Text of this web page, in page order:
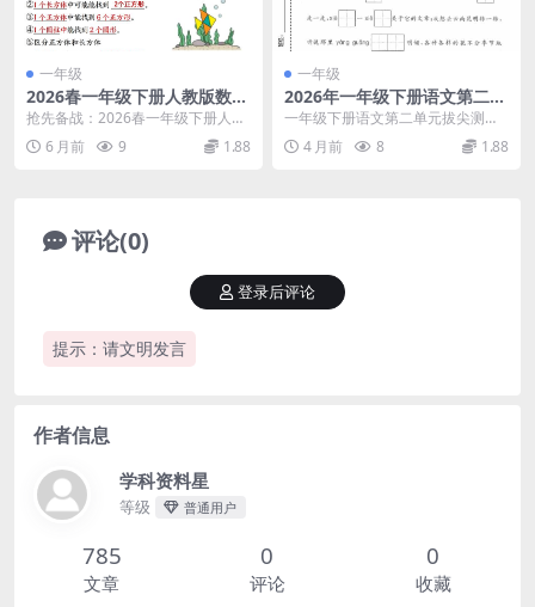
一年级
2026春一年级下册人教版数学
寒假预习全册知识点汇总同步
抢先备战：2026春一年级下册人教
版数学寒假预习全册知识点汇总 大
家好，我是学科...
6 月前 9 1.88
一年级
2026年一年级下册语文第二单
元拔尖测试卷电子版：深度检
一年级下册语文第二单元拔尖测试
卷，挑战高分必备资料 进入一年级
下学期第二单元的学...
4 月前 8 1.88
评论(0)
提示：请文明发言
登录后评论
作者信息
学科资料星
等级 普通用户
785
文章
0
评论
0
收藏